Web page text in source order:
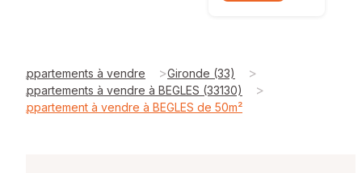
Appartements à vendre >Gironde (33) >
Appartements à vendre à BEGLES (33130) >
Appartement à vendre à BEGLES de 50m²